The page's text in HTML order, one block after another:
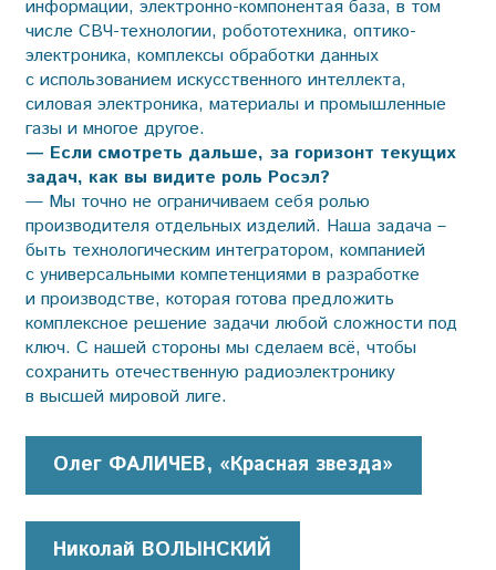
информации, электронно-компонентая база, в том
числе СВЧ-технологии, робототехника, оптико-
электроника, комплексы обработки данных
с использованием искусственного интеллекта,
силовая электроника, материалы и промышленные
газы и многое другое.
— Если смотреть дальше, за горизонт текущих
задач, как вы видите роль Росэл?
— Мы точно не ограничиваем себя ролью
производителя отдельных изделий. Наша задача –
быть технологическим интегратором, компанией
с универсальными компетенциями в разработке
и производстве, которая готова предложить
комплексное решение задачи любой сложности под
ключ. С нашей стороны мы сделаем всё, чтобы
сохранить отечественную радиоэлектронику
в высшей мировой лиге.
Олег ФАЛИЧЕВ, «Красная звезда»
Николай ВОЛЫНСКИЙ